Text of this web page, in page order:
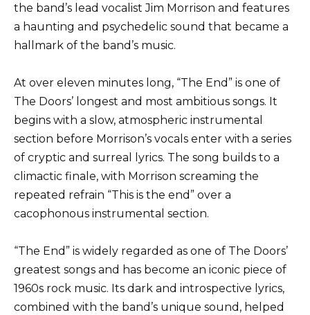
the band’s lead vocalist Jim Morrison and features
a haunting and psychedelic sound that became a
hallmark of the band’s music.
At over eleven minutes long, “The End” is one of
The Doors’ longest and most ambitious songs. It
begins with a slow, atmospheric instrumental
section before Morrison’s vocals enter with a series
of cryptic and surreal lyrics. The song builds to a
climactic finale, with Morrison screaming the
repeated refrain “This is the end” over a
cacophonous instrumental section.
“The End” is widely regarded as one of The Doors’
greatest songs and has become an iconic piece of
1960s rock music. Its dark and introspective lyrics,
combined with the band’s unique sound, helped